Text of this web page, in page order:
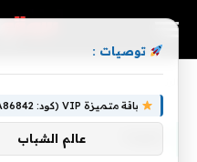
توصيات :
باقة متميزة VIP (كود: AA86842):
عالم الشباب